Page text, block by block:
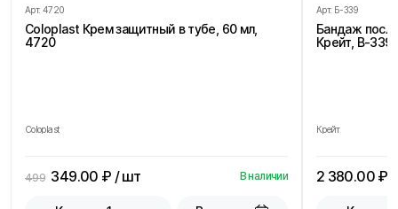
Арт. 4720
Coloplast Крем защитный в тубе, 60 мл,
4720
Coloplast
499 349.00 ₽ / шт В наличии
Арт. Б-339
Бандаж
Крейт, В-
Крейт
2 380.00₽ /